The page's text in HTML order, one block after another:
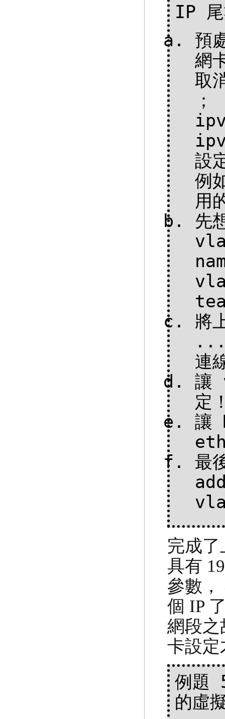
IP 尾
預
網
取
設
例
用
先
將
...
連
讓
定
讓
最
完成了
具有
參數，
個 IP
網段之
卡設定
例題
的虛